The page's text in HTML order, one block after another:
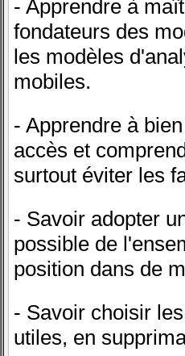
- Apprendre à
fondateurs des
les modèles
mobiles.
- Apprendre à
accès et
surtout éviter les
- Savoir adopter
possible de
position dans de
- Savoir choisir
utiles, en